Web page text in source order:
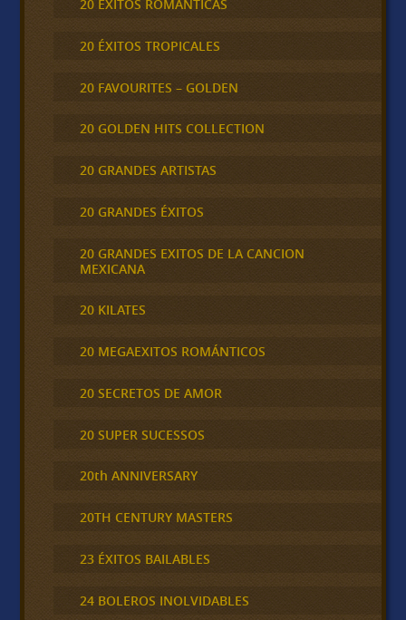
20 ÉXITOS ROMÁNTICAS
20 ÉXITOS TROPICALES
20 FAVOURITES – GOLDEN
20 GOLDEN HITS COLLECTION
20 GRANDES ARTISTAS
20 GRANDES ÉXITOS
20 GRANDES EXITOS DE LA CANCION
MEXICANA
20 KILATES
20 MEGAEXITOS ROMÁNTICOS
20 SECRETOS DE AMOR
20 SUPER SUCESSOS
20th ANNIVERSARY
20TH CENTURY MASTERS
23 ÉXITOS BAILABLES
24 BOLEROS INOLVIDABLES